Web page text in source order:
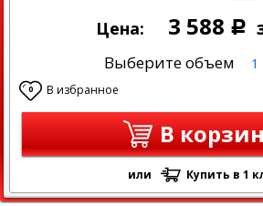
Цена: 3 588 Р
Выберите объем 1
0 В избранное
В
или Купить в 1